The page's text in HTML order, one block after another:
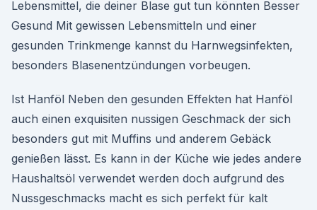
Lebensmittel, die deiner Blase gut tun könnten Besser
Gesund Mit gewissen Lebensmitteln und einer
gesunden Trinkmenge kannst du Harnwegsinfekten,
besonders Blasenentzündungen vorbeugen.
Ist Hanföl Neben den gesunden Effekten hat Hanföl
auch einen exquisiten nussigen Geschmack der sich
besonders gut mit Muffins und anderem Gebäck
genießen lässt. Es kann in der Küche wie jedes andere
Haushaltsöl verwendet werden doch aufgrund des
Nussgeschmacks macht es sich perfekt für kalt